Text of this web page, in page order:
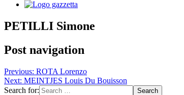
PETILLI Simone
Post navigation
Previous: ROTA Lorenzo
Next: MEINTJES Louis Du Bouisson
Search for: